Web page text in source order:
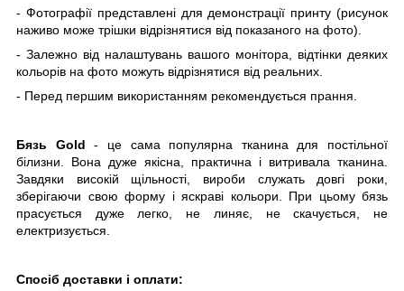
- Фотографії представлені для демонстрації принту (рисунок
наживо може трішки відрізнятися від показаного на фото).
- Залежно від налаштувань вашого монітора, відтінки деяких
кольорів на фото можуть відрізнятися від реальних.
- Перед першим використанням рекомендується прання.
Бязь Gold - це сама популярна тканина для постільної
білизни. Вона дуже якісна, практична і витривала тканина.
Завдяки високій щільності, вироби служать довгі роки,
зберігаючи свою форму і яскраві кольори. При цьому бязь
прасується дуже легко, не линяє, не скачується, не
електризується.
Спосіб доставки і оплати: